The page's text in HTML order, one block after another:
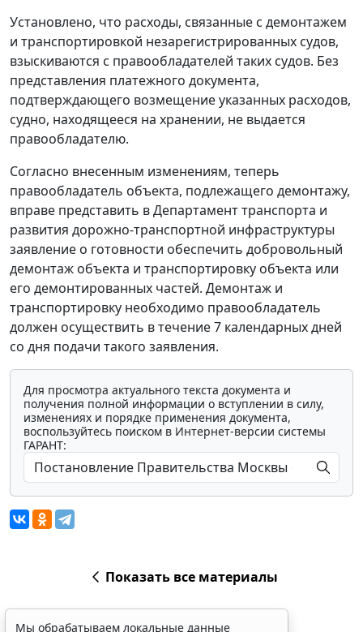
Установлено, что расходы, связанные с демонтажем
и транспортировкой незарегистрированных судов,
взыскиваются с правообладателей таких судов. Без
представления платежного документа,
подтверждающего возмещение указанных расходов,
судно, находящееся на хранении, не выдается
правообладателю.
Согласно внесенным изменениям, теперь
правообладатель объекта, подлежащего демонтажу,
вправе представить в Департамент транспорта и
развития дорожно-транспортной инфраструктуры
заявление о готовности обеспечить добровольный
демонтаж объекта и транспортировку объекта или
его демонтированных частей. Демонтаж и
транспортировку необходимо правообладатель
должен осуществить в течение 7 календарных дней
со дня подачи такого заявления.
Для просмотра актуального текста документа и
получения полной информации о вступлении в силу,
изменениях и порядке применения документа,
воспользуйтесь поиском в Интернет-версии системы
ГАРАНТ:
Показать все материалы
Мы обрабатываем локальные данные